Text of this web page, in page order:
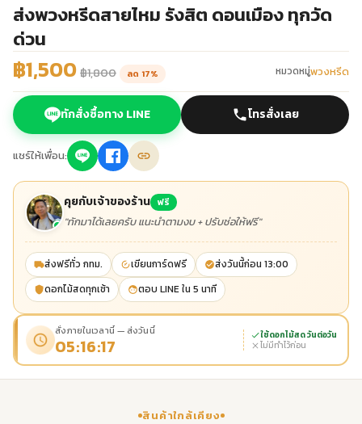
ส่งพวงหรีดสายไหม รังสิต ดอนเมือง ทุกวัด
ด่วน
฿1,500฿1,800 ลด 17% หมวดหมู่พวงหรีด
ทักสั่งซื้อทาง LINE โทรสั่งเลย
แชร์ให้เพื่อน:
คุยกับเจ้าของร้าน ฟรี
"ทักมาได้เลยครับ แนะนำตามงบ + ปรับช่อให้ฟรี"
ส่งฟรีทั่ว กทม. เขียนการ์ดฟรี
ส่งวันนี้ก่อน 13:00
ดอกไม้สดทุกเช้า
ตอบ LINE ใน 5 นาที
สั่งภายในเวลานี้ — ส่งวันนี้
05:16:17
ใช้ดอกไม้สด วันต่อวัน
ไม่มีทำไว้ก่อน
สินค้าใกล้เคียง